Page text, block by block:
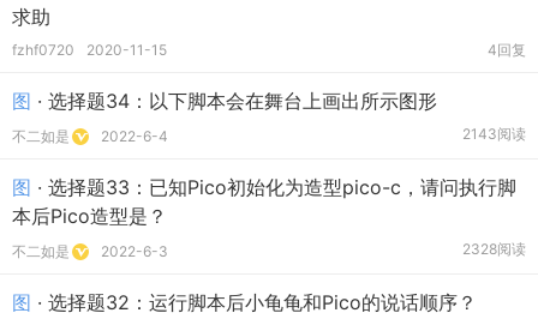
求助
fzhf0720 2020-11-15 4回复
图 · 选择题34：以下脚本会在舞台上画出所示图形
不二如是 2022-6-4 2143阅读
图 · 选择题33：已知Pico初始化为造型pico-c，请问执行脚
本后Pico造型是？
不二如是 2022-6-3 2328阅读
图 · 选择题32：运行脚本后小龟龟和Pico的说话顺序？